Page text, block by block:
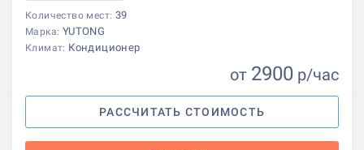
Количество мест: 39
Марка: YUTONG
Климат: Кондиционер
от 2900 р/час
РАССЧИТАТЬ СТОИМОСТЬ